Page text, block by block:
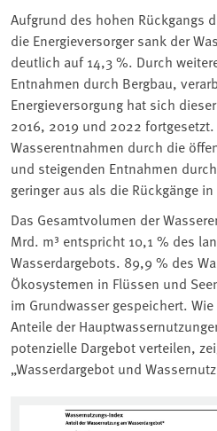
Aufgrund des hohen Rückgangs
die Energieversorger sank der
deutlich auf 14,3 %. Durch
Entnahmen durch Bergbau,
Energieversorgung hat sich
2016, 2019 und 2022
Wasserentnahmen durch die
und steigenden Entnahmen
geringer aus als die Rückgänge
Das Gesamtvolumen der
Mrd. m³ entspricht 10,1 % des
Wasserdargebots. 89,9 % des
Ökosystemen in Flüssen und
im Grundwasser gespeichert.
Anteile der
potenzielle Dargebot verteilen,
„Wasserdargebot und